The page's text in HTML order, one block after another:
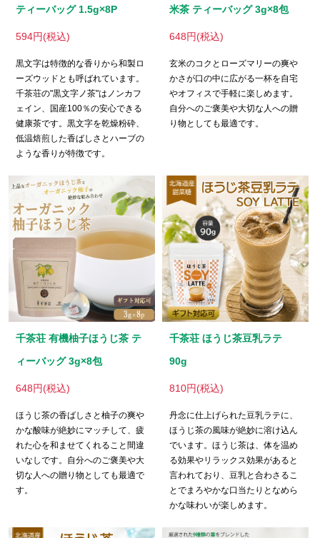
ティーバッグ 1.5g×8P
594円(税込)
黒文字は特徴的な香りから和製ロ
ーズウッドとも呼ばれています。
千茶荘の"黒文字ノ茶"はノンカフ
ェイン、国産100％の安心できる
健康茶です。黒文字を乾燥粉砕、
低温焙煎した香ばしさとハーブの
ような香りが特徴です。
米茶 ティーバッグ 3g×8包
648円(税込)
玄米のコクとローズマリーの爽や
かさが口の中に広がる一杯を自宅
やオフィスで手軽に楽しめます。
自分へのご褒美や大切な人への贈
り物としても最適です。
千茶荘 有機柚子ほうじ茶 テ
ィーバッグ 3g×8包
648円(税込)
ほうじ茶の香ばしさと柚子の爽や
かな酸味が絶妙にマッチして、疲
れた心を和ませてくれること間違
いなしです。自分へのご褒美や大
切な人への贈り物としても最適で
す。
千茶荘 ほうじ茶豆乳ラテ
90g
810円(税込)
丹念に仕上げられた豆乳ラテに、
ほうじ茶の風味が絶妙に溶け込ん
でいます。ほうじ茶は、体を温め
る効果やリラックス効果があると
言われており、豆乳と合わさるこ
とでまろやかな口当たりとなめら
かな味わいが楽しめます。